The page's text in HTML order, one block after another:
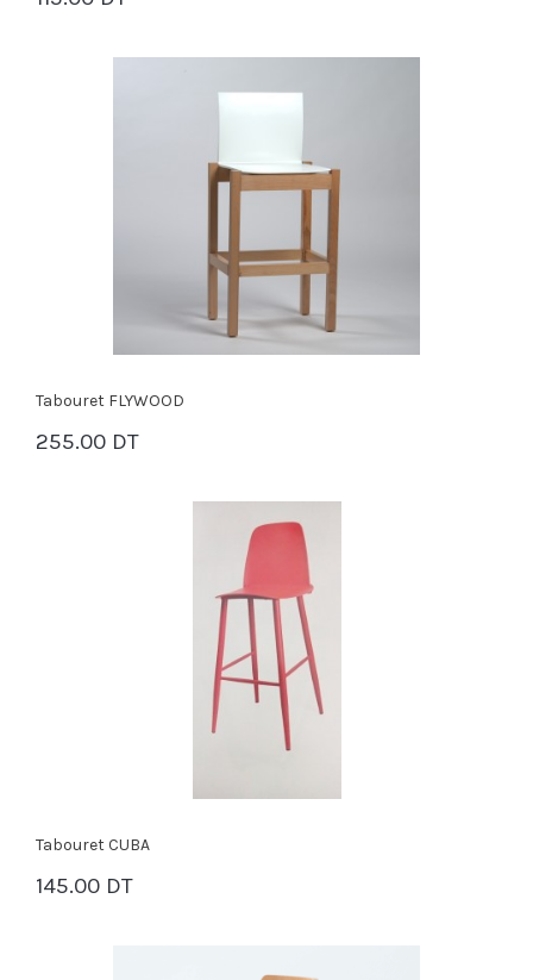
Tabouret FLYWOOD
255.00 DT
PANIER
Tabouret CUBA
145.00 DT
PANIER